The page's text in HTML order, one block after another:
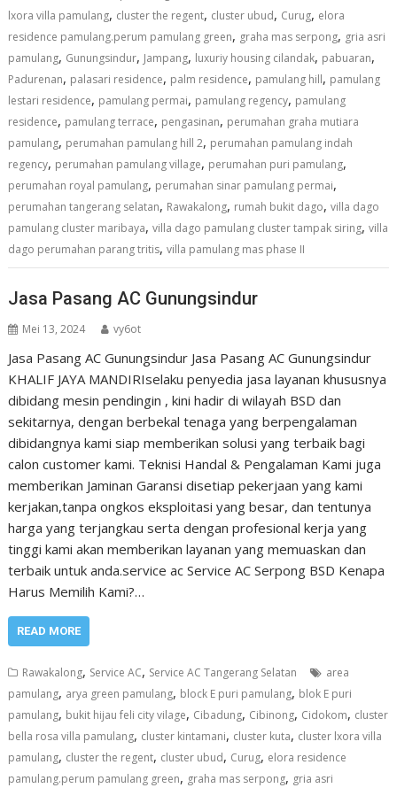
lxora villa pamulang, cluster the regent, cluster ubud, Curug, elora
residence pamulang.perum pamulang green, graha mas serpong, gria asri
pamulang, Gunungsindur, Jampang, luxuriy housing cilandak, pabuaran,
Padurenan, palasari residence, palm residence, pamulang hill, pamulang
lestari residence, pamulang permai, pamulang regency, pamulang
residence, pamulang terrace, pengasinan, perumahan graha mutiara
pamulang, perumahan pamulang hill 2, perumahan pamulang indah
regency, perumahan pamulang village, perumahan puri pamulang,
perumahan royal pamulang, perumahan sinar pamulang permai,
perumahan tangerang selatan, Rawakalong, rumah bukit dago,villa dago
pamulang cluster maribaya,villa dago pamulang cluster tampak siring,villa
dago perumahan parang tritis,villa pamulang mas phase II
Jasa Pasang AC Gunungsindur
Mei 13, 2024 vy6ot
Jasa Pasang AC Gunungsindur Jasa Pasang AC Gunungsindur
KHALIF JAYA MANDIRIselaku penyedia jasa layanan khususnya
dibidang mesin pendingin , kini hadir di wilayah BSD dan
sekitarnya, dengan berbekal tenaga yang berpengalaman
dibidangnya kami siap memberikan solusi yang terbaik bagi
calon customer kami. Teknisi Handal & Pengalaman Kami juga
memberikan Jaminan Garansi disetiap pekerjaan yang kami
kerjakan,tanpa ongkos eksploitasi yang besar, dan tentunya
harga yang terjangkau serta dengan profesional kerja yang
tinggi kami akan memberikan layanan yang memuaskan dan
terbaik untuk anda.service ac Service AC Serpong BSD Kenapa
Harus Memilih Kami?…
READ MORE
Rawakalong, Service AC, Service AC Tangerang Selatan
area
pamulang, arya green pamulang, block E puri pamulang, blok E puri
pamulang, bukit hijau feli city vilage, Cibadung, Cibinong, Cidokom, cluster
bella rosa villa pamulang, cluster kintamani, cluster kuta, cluster lxora villa
pamulang, cluster the regent, cluster ubud, Curug, elora residence
pamulang.perum pamulang green, graha mas serpong, gria asri